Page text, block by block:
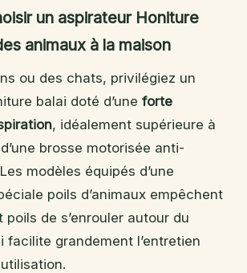
un aspirateur Honiture
animaux à la maison
ou des chats, privilégiez un
balai doté d’une forte
, idéalement supérieure à
brosse motorisée anti-
modèles équipés d’une
poils d’animaux empêchent
de s’enrouler autour du
facilite grandement l’entretien